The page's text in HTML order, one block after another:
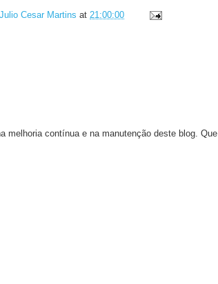
Cesar Martins at 21:00:00
melhoria contínua e na manutenção deste blog. Que